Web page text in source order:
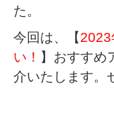
た。
今回は、【2023
い！ 】おすすめ
介いたします。